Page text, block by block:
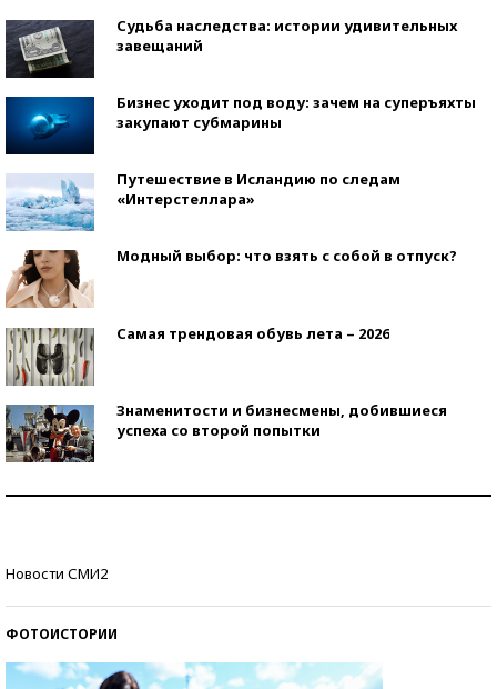
Судьба наследства: истории удивительных
завещаний
Бизнес уходит под воду: зачем на суперъяхты
закупают субмарины
Путешествие в Исландию по следам
«Интерстеллара»
Модный выбор: что взять с собой в отпуск?
Самая трендовая обувь лета – 2026
Знаменитости и бизнесмены, добившиеся
успеха со второй попытки
Новости СМИ2
ФОТОИСТОРИИ